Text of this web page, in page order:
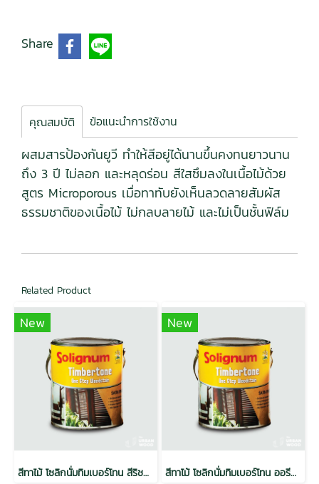
Share
คุณสมบัติ ข้อแนะนำการใช้งาน
ผสมสารป้องกันยูวี ทำให้สีอยู่ได้นานขึ้นคงทนยาวนาน
ถึง 3 ปี ไม่ลอก และหลุดร่อน สีใสซึมลงในเนื้อไม้ด้วย
สูตร Microporous เมื่อทาทับยังเห็นลวดลายสัมผัส
ธรรมชาติของเนื้อไม้ ไม่กลบลายไม้ และไม่เป็นชั้นฟิล์ม
Related Product
New
สีทาไม้ โซลิกนั่มทิมเบอร์โทน สีริชมะฮอกกานี ขนาด 1 ลิตร (6กระป๋อง/ลัง)
New
สีทาไม้ โซลิกนั่มทิมเบอร์โทน ออรีกอนไพน์ ขนาด 1 ลิตร (6กระป๋อง/ลัง)